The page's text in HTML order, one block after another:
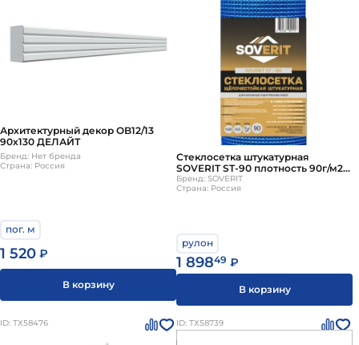
Архитектурный декор OB12/13
90х130 ДЕЛАЙТ
Бренд: Нет бренда
Страна: Россия
пог. м
1 520 ₽
В корзину
Стеклосетка штукатурная
SOVERIT ST-90 плотность 90г/м2
1х50м 50м2
Бренд: SOVERIT
Страна: Россия
рулон
1 89849 ₽
В корзину
ID: ТХ58476 ID: ТХ58739